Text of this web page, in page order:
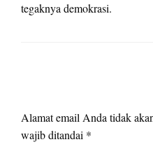
tegaknya demokrasi.
Alamat email Anda tidak
wajib ditandai *